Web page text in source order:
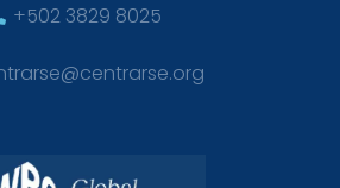
+502 3829 8025